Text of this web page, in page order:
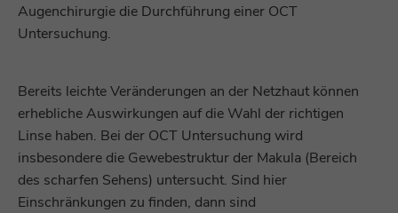
Augenchirurgie die Durchführung einer OCT
Untersuchung.
Bereits leichte Veränderungen an der Netzhaut können
erhebliche Auswirkungen auf die Wahl der richtigen
Linse haben. Bei der OCT Untersuchung wird
insbesondere die Gewebestruktur der Makula (Bereich
des scharfen Sehens) untersucht. Sind hier
Einschränkungen zu finden, dann sind